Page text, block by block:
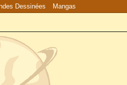
Dessinées Mangas